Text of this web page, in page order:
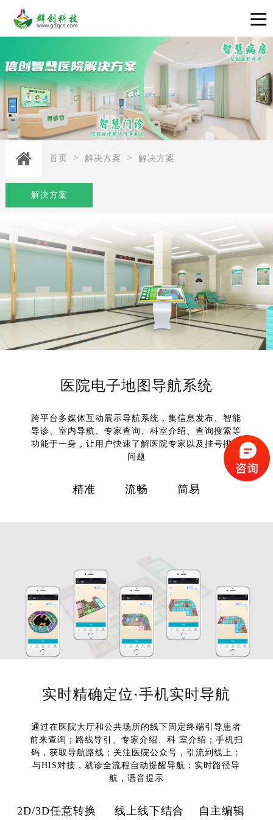
首页 > 解决方案 > 解决方案
解决方案
医院电子地图导航系统
跨平台多媒体互动展示导航系统，集信息发布、智能
导诊、室内导航、专家查询、科室介绍、查询搜索等
功能于一身，让用户快速了解医院专家以及挂号排队
问题
精准 流畅 简易
实时精确定位·手机实时导航
通过在医院大厅和公共场所的线下固定终端引导患者
前来查询；路线导引、专家介绍、科 室介绍；手机扫
码，获取导航路线；关注医院公众号，引流到线上；
与HIS对接，就诊全流程自动提醒导航；实时路径导
航，语音提示
2D/3D任意转换 线上线下结合 自主编辑